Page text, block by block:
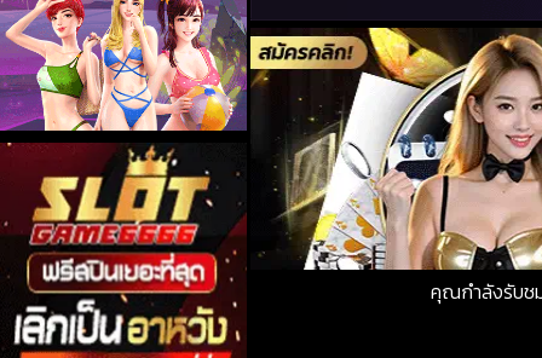
คุณกำลังรับ